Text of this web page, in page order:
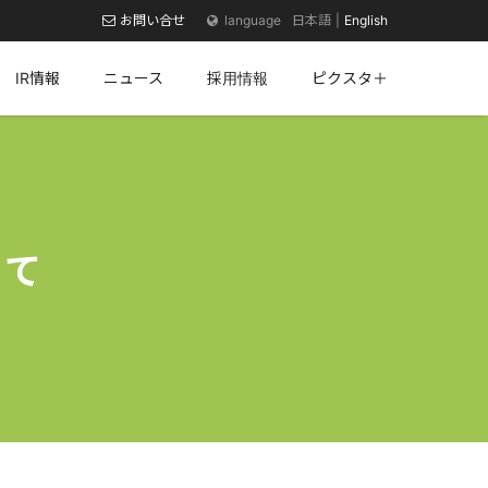
IR情報 ニュース 採用情報 ピクスタ＋
お問い合せ 日本語 English